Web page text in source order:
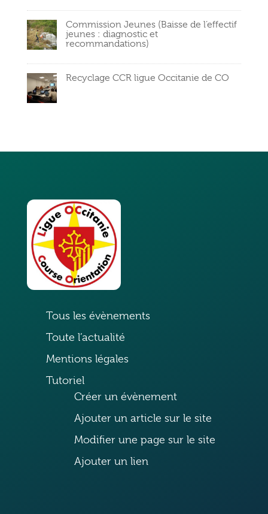
Commission Jeunes (Baisse de l’effectif
jeunes : diagnostic et
recommandations)
Recyclage CCR ligue Occitanie de CO
Tous les évènements
Toute l’actualité
Mentions légales
Tutoriel
Créer un évènement
Ajouter un article sur le site
Modifier une page sur le site
Ajouter un lien